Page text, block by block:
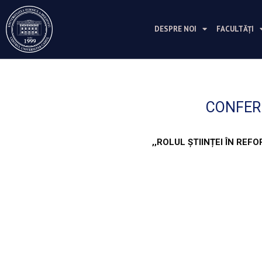
Перейти
содержимому
DESPRE NOI FACULTĂȚI
,,ROLUL ȘTIINȚEI ÎN